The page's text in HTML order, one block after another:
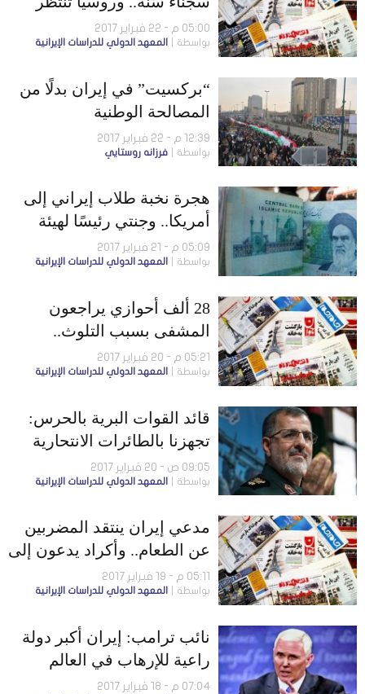
خروج إيران وحزب الله من
سوريا
05:00 م - 22 فبراير 2017
بواسطة المعهد الدولي للدراسات الإيرانية
“بركسيت” في إيران بدلًا من
المصالحة الوطنية
12:39 م - 22 فبراير 2017
بواسطة فرزانه روستايي
هجرة نخبة طلاب إيراني إلى
أمريكا.. وجنتي رئيسًا لهيئة
حزب روحاني الانتخابية
05:09 م - 21 فبراير 2017
بواسطة المعهد الدولي للدراسات الإيرانية
28 ألف أحوازي يراجعون
المشفى بسبب التلوث..
والقوات المسلحة تحتج لعدم
زيادة الرواتب
05:21 م - 20 فبراير 2017
بواسطة المعهد الدولي للدراسات الإيرانية
قائد القوات البرية بالحرس:
تجهزنا بالطائرات الانتحارية
09:05 ص - 20 فبراير 2017
بواسطة المعهد الدولي للدراسات الإيرانية
مدعي إيران ينتقد المضربين
عن الطعام.. وأكراد يدعون إلى
تفعيل بند اللغات بالدستور
05:11 م - 19 فبراير 2017
بواسطة المعهد الدولي للدراسات الإيرانية
نائب ترامب: إيران أكبر دولة
راعية للإرهاب في العالم
07:04 م - 18 فبراير 2017